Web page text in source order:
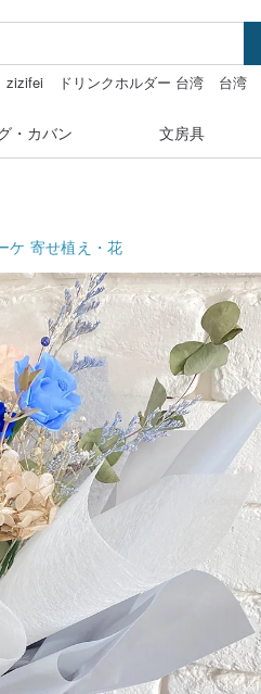
zizifei ドリンクホルダー 台湾
台湾
・カバン 文房具
ケ 寄せ植え・花